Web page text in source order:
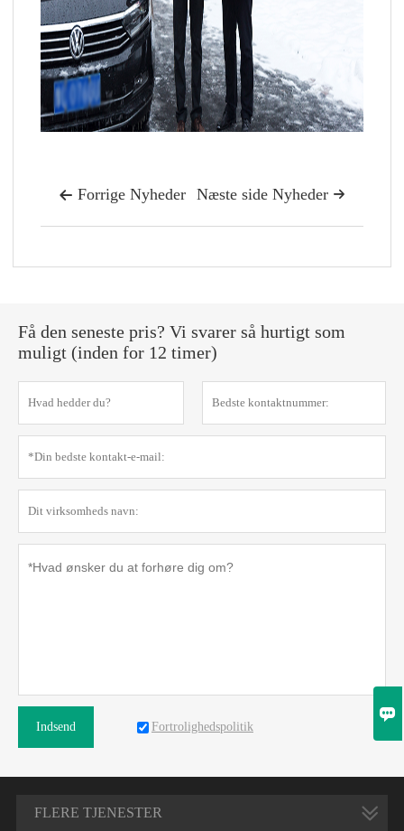
 Forrige Nyheder 
Næste side Nyheder
Få den seneste pris? Vi svarer så hurtigt som
muligt (inden for 12 timer)
Indsend Fortrolighedspolitik
FLERE TJENESTER
